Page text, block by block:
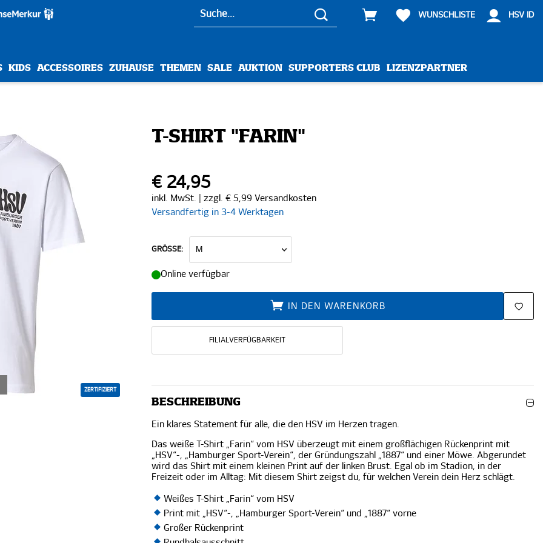
WUNSCHLISTE HSV ID
KIDS ACCESSOIRES ZUHAUSE THEMEN SALE AUKTION SUPPORTERS CLUB LIZENZPARTNER
ZERTIFIZIERT
T-SHIRT "FARIN"
€ 24,95
inkl. MwSt. | zzgl. € 5,99 Versandkosten
Versandfertig in 3-4 Werktagen
GRÖSSE:
Online verfügbar
IN DEN WARENKORB
FILIALVERFÜGBARKEIT
BESCHREIBUNG
Ein klares Statement für alle, die den HSV im Herzen tragen.
Das weiße T-Shirt „Farin“ vom HSV überzeugt mit einem großflächigen Rückenprint mit
„HSV“-, „Hamburger Sport-Verein“, der Gründungszahl „1887“ und einer Möwe. Abgerundet
wird das Shirt mit einem kleinen Print auf der linken Brust. Egal ob im Stadion, in der
Freizeit oder im Alltag: Mit diesem Shirt zeigst du, für welchen Verein dein Herz schlägt.
Weißes T-Shirt „Farin“ vom HSV
Print mit „HSV“-, „Hamburger Sport-Verein“ und „1887“ vorne
Großer Rückenprint